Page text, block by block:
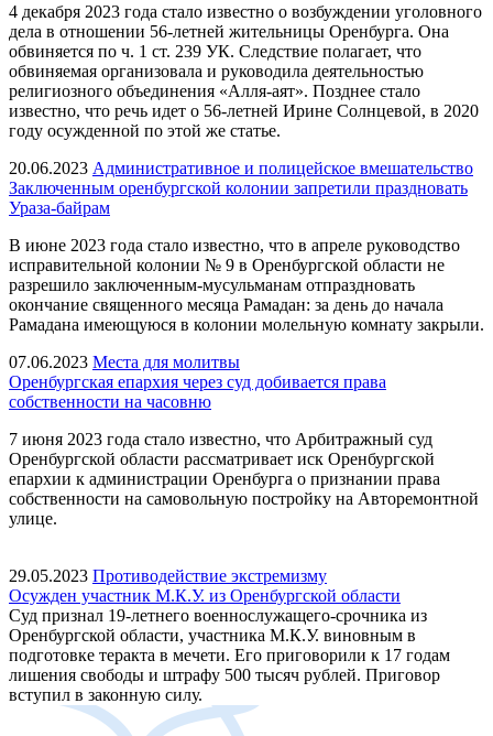
4 декабря 2023 года стало известно о возбуждении уголовного
дела в отношении 56-летней жительницы Оренбурга. Она
обвиняется по ч. 1 ст. 239 УК. Следствие полагает, что
обвиняемая организовала и руководила деятельностью
религиозного объединения «Алля-аят». Позднее стало
известно, что речь идет о 56-летней Ирине Солнцевой, в 2020
году осужденной по этой же статье.
20.06.2023 Административное и полицейское вмешательство
Заключенным оренбургской колонии запретили праздновать
Ураза-байрам
В июне 2023 года стало известно, что в апреле руководство
исправительной колонии № 9 в Оренбургской области не
разрешило заключенным-мусульманам отпраздновать
окончание священного месяца Рамадан: за день до начала
Рамадана имеющуюся в колонии молельную комнату закрыли.
07.06.2023 Места для молитвы
Оренбургская епархия через суд добивается права
собственности на часовню
7 июня 2023 года стало известно, что Арбитражный суд
Оренбургской области рассматривает иск Оренбургской
епархии к администрации Оренбурга о признании права
собственности на самовольную постройку на Авторемонтной
улице.
29.05.2023 Противодействие экстремизму
Осужден участник М.К.У. из Оренбургской области
Суд признал 19-летнего военнослужащего-срочника из
Оренбургской области, участника М.К.У. виновным в
подготовке теракта в мечети. Его приговорили к 17 годам
лишения свободы и штрафу 500 тысяч рублей. Приговор
вступил в законную силу.